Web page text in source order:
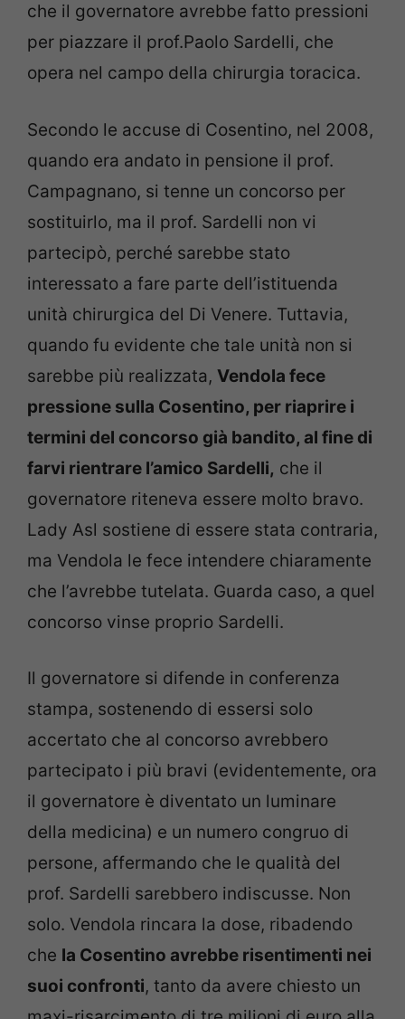
che il governatore avrebbe fatto pressioni
per piazzare il prof.Paolo Sardelli, che
opera nel campo della chirurgia toracica.
Secondo le accuse di Cosentino, nel 2008,
quando era andato in pensione il prof.
Campagnano, si tenne un concorso per
sostituirlo, ma il prof. Sardelli non vi
partecipò, perché sarebbe stato
interessato a fare parte dell’istituenda
unità chirurgica del Di Venere. Tuttavia,
quando fu evidente che tale unità non si
sarebbe più realizzata, Vendola fece
pressione sulla Cosentino, per riaprire i
termini del concorso già bandito, al fine di
farvi rientrare l’amico Sardelli, che il
governatore riteneva essere molto bravo.
Lady Asl sostiene di essere stata contraria,
ma Vendola le fece intendere chiaramente
che l’avrebbe tutelata. Guarda caso, a quel
concorso vinse proprio Sardelli.
Il governatore si difende in conferenza
stampa, sostenendo di essersi solo
accertato che al concorso avrebbero
partecipato i più bravi (evidentemente, ora
il governatore è diventato un luminare
della medicina) e un numero congruo di
persone, affermando che le qualità del
prof. Sardelli sarebbero indiscusse. Non
solo. Vendola rincara la dose, ribadendo
che la Cosentino avrebbe risentimenti nei
suoi confronti, tanto da avere chiesto un